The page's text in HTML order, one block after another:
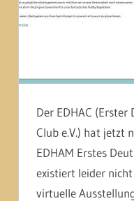
Der EDHAC
Club e.V.) hat jetzt
EDHAM Erstes
existiert leider
virtuelle